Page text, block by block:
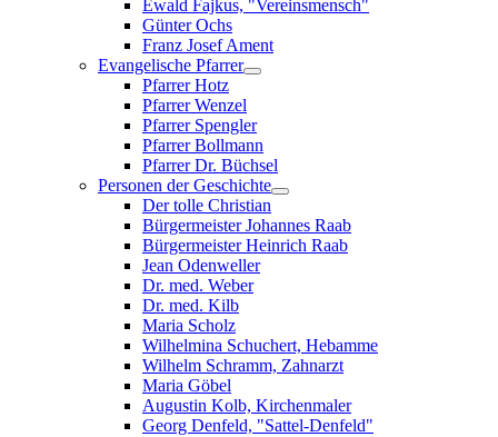
Ewald Fajkus, "Vereinsmensch"
Günter Ochs
Franz Josef Ament
Evangelische Pfarrer
Pfarrer Hotz
Pfarrer Wenzel
Pfarrer Spengler
Pfarrer Bollmann
Pfarrer Dr. Büchsel
Personen der Geschichte
Der tolle Christian
Bürgermeister Johannes Raab
Bürgermeister Heinrich Raab
Jean Odenweller
Dr. med. Weber
Dr. med. Kilb
Maria Scholz
Wilhelmina Schuchert, Hebamme
Wilhelm Schramm, Zahnarzt
Maria Göbel
Augustin Kolb, Kirchenmaler
Georg Denfeld, "Sattel-Denfeld"